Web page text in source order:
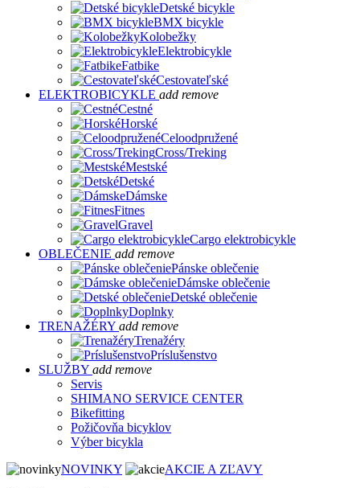
Detské bicykle
BMX bicykle
Kolobežky
Elektrobicykle
Fatbike
Cestovateľské
ELEKTROBICYKLE add remove
Cestné
Horské
Celoodpružené
Cross/Treking
Mestské
Detské
Dámske
Fitnes
Gravel
Cargo elektrobicykle
OBLEČENIE add remove
Pánske oblečenie
Dámske oblečenie
Detské oblečenie
Doplnky
TRENAŽÉRY add remove
Trenažéry
Príslušenstvo
SLUŽBY add remove
Servis
SHIMANO SERVICE CENTER
Bikefitting
Požičovňa bicyklov
Výber bicykla
NOVINKY
AKCIE A ZĽAVY